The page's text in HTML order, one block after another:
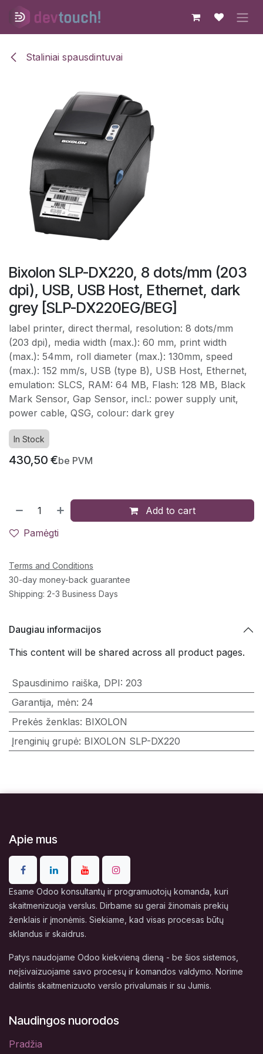
Skip to Content
Staliniai spausdintuvai
Bixolon SLP-DX220, 8 dots/mm (203
dpi), USB, USB Host, Ethernet, dark
grey [SLP-DX220EG/BEG]
label printer, direct thermal, resolution: 8 dots/mm
(203 dpi), media width (max.): 60 mm, print width
(max.): 54mm, roll diameter (max.): 130mm, speed
(max.): 152 mm/s, USB (type B), USB Host, Ethernet,
emulation: SLCS, RAM: 64 MB, Flash: 128 MB, Black
Mark Sensor, Gap Sensor, incl.: power supply unit,
power cable, QSG, colour: dark grey
In Stock
430,50 €be PVM
Add to cart
Pamėgti
Terms and Conditions
30-day money-back guarantee
Shipping: 2-3 Business Days
Daugiau informacijos
This content will be shared across all product pages.
Spausdinimo raiška, DPI: 203
Garantija, mėn: 24
Prekės ženklas: BIXOLON
Įrenginių grupė: BIXOLON SLP-DX220
Apie mus
Esame Odoo konsultantų ir programuotojų komanda, kuri
skaitmenizuoja verslus. Dirbame su gerai žinomais prekių
ženklais ir įmonėmis. Siekiame, kad visas procesas būtų
sklandus ir skaidrus.
Patys naudojame Odoo kiekvieną dieną - be šios sistemos,
neįsivaizuojame savo procesų ir komandos valdymo. Norime
dalintis skaitmenizuoto verslo privalumais ir su Jumis.
Naudingos nuorodos
Pradžia